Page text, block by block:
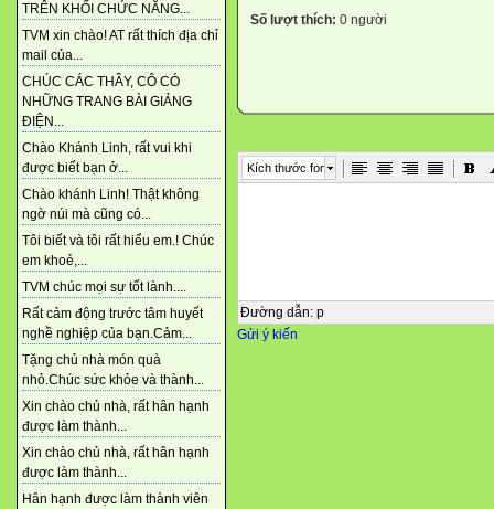
TRÊN KHỐI CHỨC NĂNG...
TVM xin chào! AT rất thích địa chỉ
mail của...
CHÚC CÁC THẦY, CÔ CÓ
NHỮNG TRANG BÀI GIẢNG
ĐIỆN...
Chào Khánh Linh, rất vui khi
được biết bạn ở...
Chào khánh Linh! Thật không
ngờ núi mà cũng có...
Tôi biết và tôi rất hiểu em.! Chúc
em khoẻ,...
TVM chúc mọi sự tốt lành....
Rất cảm động trước tâm huyết
nghề nghiệp của bạn.Cảm...
Tặng chủ nhà món quà
nhỏ.Chúc sức khỏe và thành...
Xin chào chủ nhà, rất hân hạnh
được làm thành...
Xin chào chủ nhà, rất hân hạnh
được làm thành...
Hân hạnh được làm thành viên
Số lượt thích: 0 người
Kích thước font
Đường dẫn: p
Gửi ý kiến